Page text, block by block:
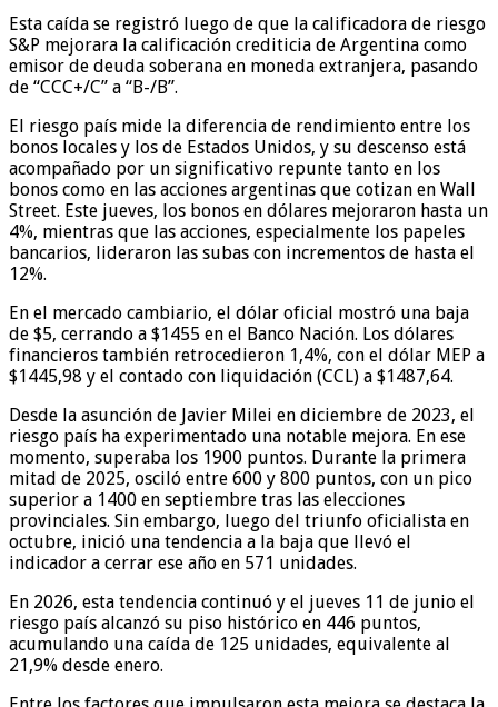
Esta caída se registró luego de que la calificadora de riesgo
S&P mejorara la calificación crediticia de Argentina como
emisor de deuda soberana en moneda extranjera, pasando
de “CCC+/C” a “B-/B”.
El riesgo país mide la diferencia de rendimiento entre los
bonos locales y los de Estados Unidos, y su descenso está
acompañado por un significativo repunte tanto en los
bonos como en las acciones argentinas que cotizan en Wall
Street. Este jueves, los bonos en dólares mejoraron hasta un
4%, mientras que las acciones, especialmente los papeles
bancarios, lideraron las subas con incrementos de hasta el
12%.
En el mercado cambiario, el dólar oficial mostró una baja
de $5, cerrando a $1455 en el Banco Nación. Los dólares
financieros también retrocedieron 1,4%, con el dólar MEP a
$1445,98 y el contado con liquidación (CCL) a $1487,64.
Desde la asunción de Javier Milei en diciembre de 2023, el
riesgo país ha experimentado una notable mejora. En ese
momento, superaba los 1900 puntos. Durante la primera
mitad de 2025, osciló entre 600 y 800 puntos, con un pico
superior a 1400 en septiembre tras las elecciones
provinciales. Sin embargo, luego del triunfo oficialista en
octubre, inició una tendencia a la baja que llevó el
indicador a cerrar ese año en 571 unidades.
En 2026, esta tendencia continuó y el jueves 11 de junio el
riesgo país alcanzó su piso histórico en 446 puntos,
acumulando una caída de 125 unidades, equivalente al
21,9% desde enero.